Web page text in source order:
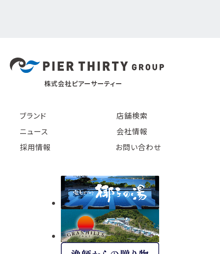
株式会社ピアーサーティー
ブランド
店舗検索
ニュース
会社情報
採用情報
お問い合わせ